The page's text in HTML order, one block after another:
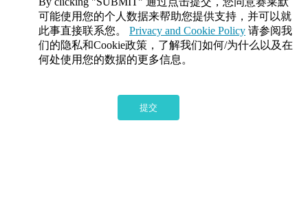
可能使用您的个人数据来帮助您提供支持，并可以就
此事直接联系您。 Privacy and Cookie Policy 请参阅我
们的隐私和Cookie政策，了解我们如何/为什么以及在
何处使用您的数据的更多信息。
提交